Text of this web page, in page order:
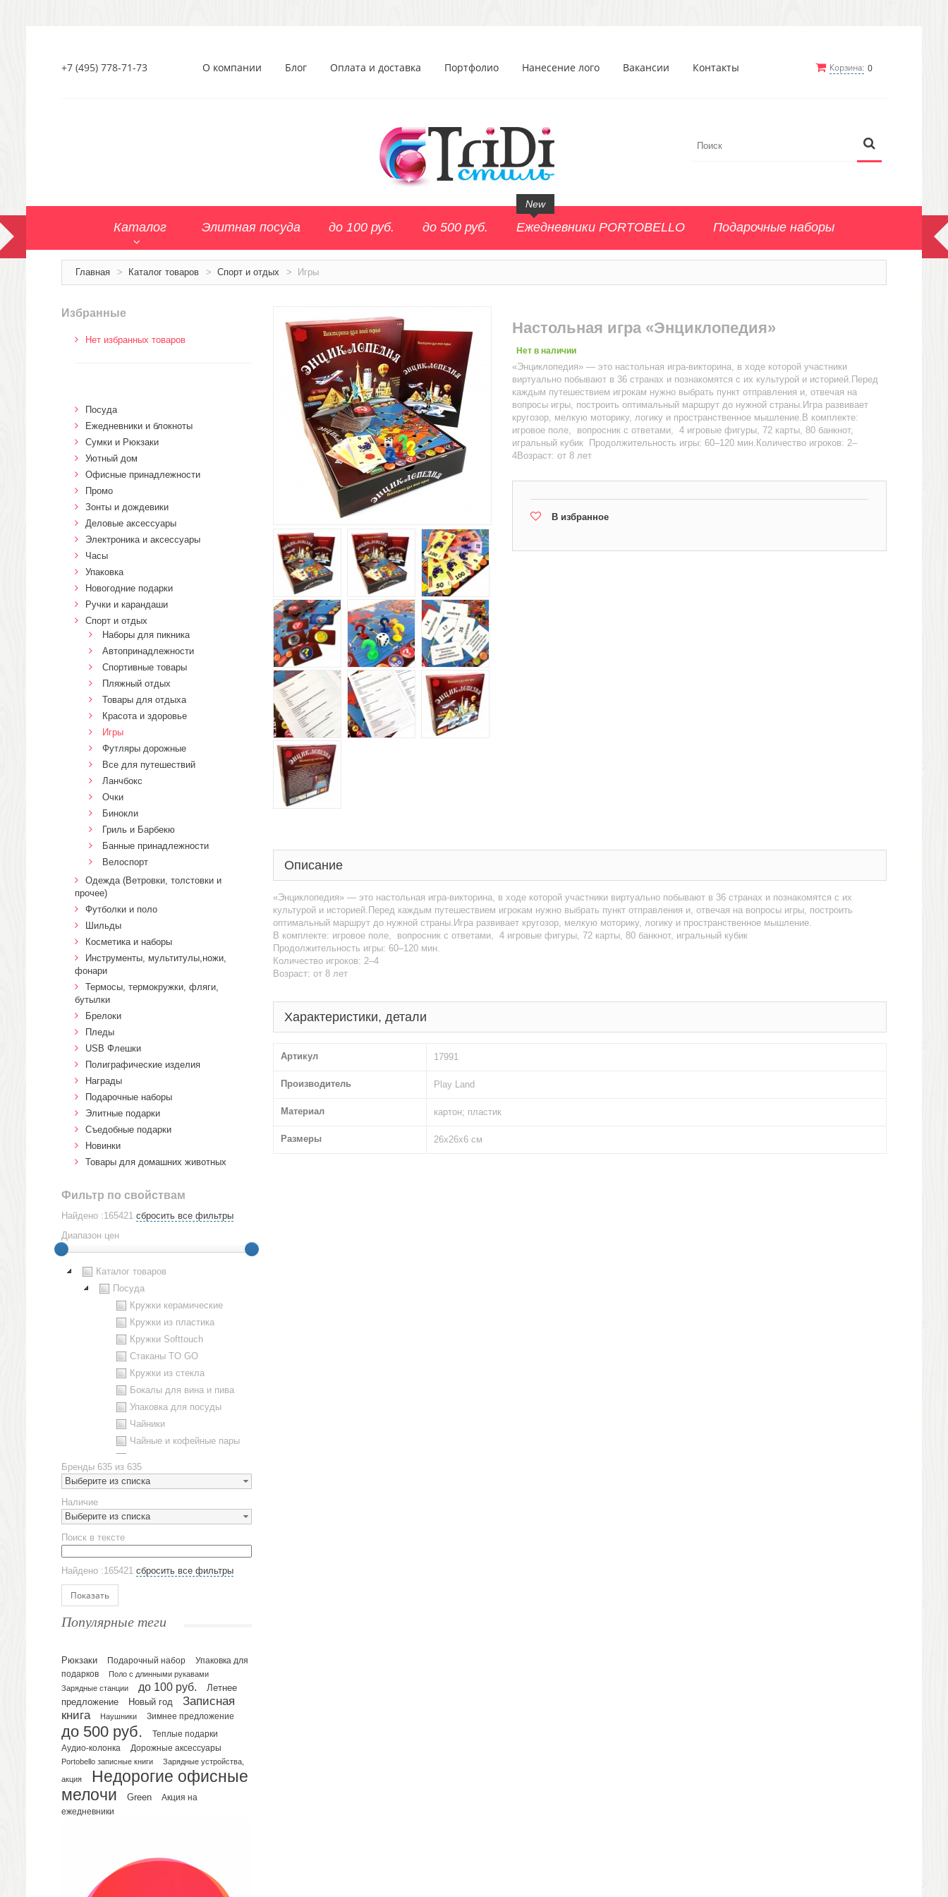
Корзина: 0
+7 (495) 778-71-73 О компании Блог Оплата и доставка Портфолио Нанесение лого Вакансии Контакты
Каталог Элитная посуда до 100 руб. до 500 руб. Ежедневники PORTOBELLO
New
Подарочные наборы
Главная > Каталог товаров > Спорт и отдых > Игры
Настольная игра «Энциклопедия»
Нет в наличии
«Энциклопедия» — это настольная игра-викторина, в ходе которой участники
виртуально побывают в 36 странах и познакомятся с их культурой и историей.Перед
каждым путешествием игрокам нужно выбрать пункт отправления и, отвечая на
вопросы игры, построить оптимальный маршрут до нужной страны.Игра развивает
кругозор, мелкую моторику, логику и пространственное мышление.В комплекте:
игровое поле, вопросник с ответами, 4 игровые фигуры, 72 карты, 80 банкнот,
игральный кубик Продолжительность игры: 60–120 мин.Количество игроков: 2–
4Возраст: от 8 лет
В избранное
Описание
«Энциклопедия» — это настольная игра-викторина, в ходе которой участники виртуально побывают в 36 странах и познакомятся с их
культурой и историей.Перед каждым путешествием игрокам нужно выбрать пункт отправления и, отвечая на вопросы игры, построить
оптимальный маршрут до нужной страны.Игра развивает кругозор, мелкую моторику, логику и пространственное мышление.
В комплекте: игровое поле, вопросник с ответами, 4 игровые фигуры, 72 карты, 80 банкнот, игральный кубик
Продолжительность игры: 60–120 мин.
Количество игроков: 2–4
Возраст: от 8 лет
Характеристики, детали
Артикул 17991
Производитель Play Land
Материал картон; пластик
Размеры 26х26х6 см
Избранные
Нет избранных товаров
Посуда
Ежедневники и блокноты
Сумки и Рюкзаки
Уютный дом
Офисные принадлежности
Промо
Зонты и дождевики
Деловые аксессуары
Электроника и аксессуары
Часы
Упаковка
Новогодние подарки
Ручки и карандаши
Спорт и отдых
Наборы для пикника
Автопринадлежности
Спортивные товары
Пляжный отдых
Товары для отдыха
Красота и здоровье
Игры
Футляры дорожные
Все для путешествий
Ланчбокс
Очки
Бинокли
Гриль и Барбекю
Банные принадлежности
Велоспорт
Одежда (Ветровки, толстовки и
прочее)
Футболки и поло
Шильды
Косметика и наборы
Инструменты, мультитулы,ножи,
фонари
Термосы, термокружки, фляги,
бутылки
Брелоки
Пледы
USB Флешки
Полиграфические изделия
Награды
Подарочные наборы
Элитные подарки
Cъедобные подарки
Новинки
Товары для домашних животных
Фильтр по свойствам
Найдено :165421 сбросить все фильтры
Диапазон цен
Каталог товаров
Посуда
Кружки керамические
Кружки из пластика
Кружки Softtouch
Стаканы TO GO
Кружки из стекла
Бокалы для вина и пива
Упаковка для посуды
Чайники
Чайные и кофейные пары
Наборы посуды
Предметы сервировки
Стаканы
Эко кружки
ЕВРОПОСУДА
Аксессуары
Ежедневники и блокноты
Датированные ежедневники
Планинги и телефонные книжки
Планинги датированные
Планинги недатированные
Телефонные книжки
Еженедельники
Органайзер на ежедневник
Сумки и Рюкзаки
Сумки для планшетов и ноутбуков
Рюкзаки
Несессеры и косметички
Сумки спортивные
Бренды 635 из 635
Выберите из списка
Наличие
Выберите из списка
Поиск в тексте
Найдено :165421 сбросить все фильтры
Показать
Популярные теги
Рюкзаки Подарочный набор
Упаковка для
подарков
Поло с длинными рукавами
Зарядные станции
до 100 руб.
Летнее
предложение
Новый год
Записная
книга
Наушники Зимнее предложение
до 500 руб.
Теплые подарки
Аудио-колонка
Дорожные аксессуары
Portobello записные книги
Зарядные устройства,
акция
Недорогие офисные
мелочи
Green
Акция на
ежедневники